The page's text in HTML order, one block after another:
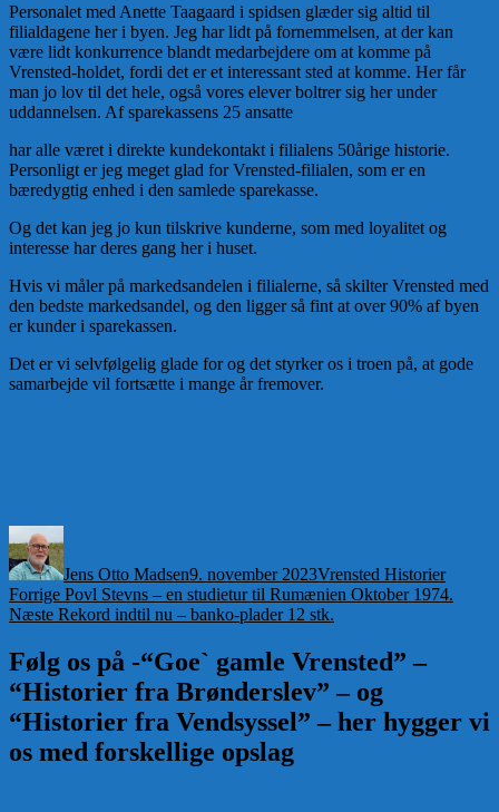
Personalet med Anette Taagaard i spidsen glæder sig altid til
filialdagene her i byen. Jeg har lidt på fornemmelsen, at der kan
være lidt konkurrence blandt medarbejdere om at komme på
Vrensted-holdet, fordi det er et interessant sted at komme. Her får
man jo lov til det hele, også vores elever boltrer sig her under
uddannelsen. Af sparekassens 25 ansatte
har alle været i direkte kundekontakt i filialens 50årige historie.
Personligt er jeg meget glad for Vrensted-filialen, som er en
bæredygtig enhed i den samlede sparekasse.
Og det kan jeg jo kun tilskrive kunderne, som med loyalitet og
interesse har deres gang her i huset.
Hvis vi måler på markedsandelen i filialerne, så skilter Vrensted med
den bedste markedsandel, og den ligger så fint at over 90% af byen
er kunder i sparekassen.
Det er vi selvfølgelig glade for og det styrker os i troen på, at gode
samarbejde vil fortsætte i mange år fremover.
Jens Otto Madsen9. november 2023Vrensted Historier
Indlægsnavigation
Forrige Forrige
indlæg:
Povl Stevns – en studietur til Rumænien Oktober 1974.
Næste Næste
Rekord indtil nu – banko-plader 12 stk.
Følg os på -“Goe` gamle Vrensted” –
“Historier fra Brønderslev” – og
“Historier fra Vendsyssel” – her hygger vi
os med forskellige opslag